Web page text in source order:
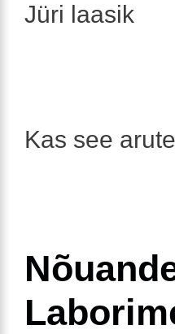
Jüri laasik
Kas see